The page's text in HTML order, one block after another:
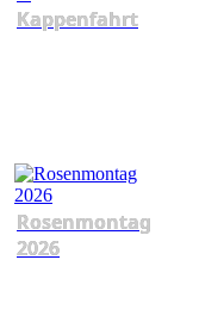
Kappenfahrt
Rosenmontag
2026